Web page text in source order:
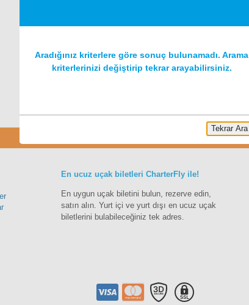
En ucuz uçak biletleri CharterFly ile!
En uygun uçak biletini bulun, rezerve edin,
satın alın. Yurt içi ve yurt dışı en ucuz uçak
biletlerini bulabileceğiniz tek adres.
Aradığınız kriterlere göre sonuç bulunamadı. Arama
kriterlerinizi değiştirip tekrar arayabilirsiniz.
Tekrar Ara